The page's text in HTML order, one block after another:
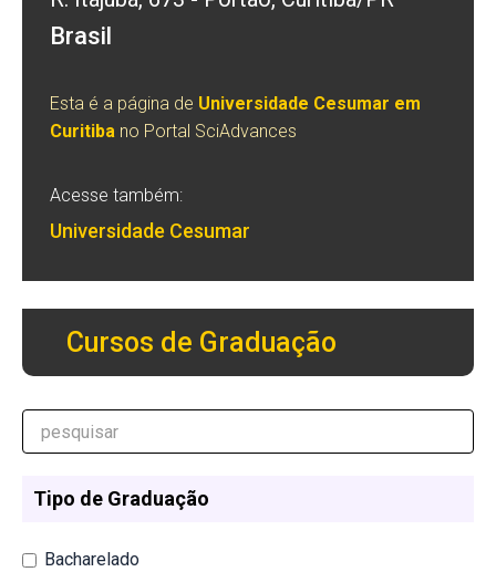
Brasil
Esta é a página de Universidade Cesumar em
Curitiba no Portal SciAdvances
Acesse também:
Universidade Cesumar
Cursos de Graduação
Tipo de Graduação
Bacharelado